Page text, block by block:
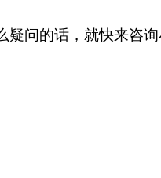
问的话，就快来咨